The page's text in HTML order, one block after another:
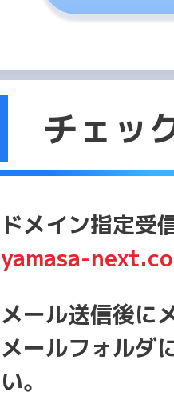
チェッ
ドメイン指定受
yamasa-
メール送信後に
メールフォルダ
い。